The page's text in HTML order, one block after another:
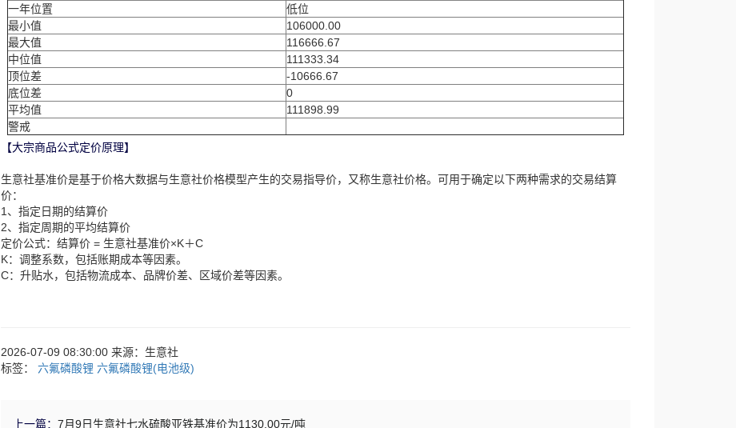
一年位置
低位
最小值
106000.00
最大值
116666.67
中位值
111333.34
顶位差
-10666.67
底位差
0
平均值
111898.99
警戒
【大宗商品公式定价原理】
生意社基准价是基于价格大数据与生意社价格模型产生的交易指导价，又称生意社价格。可用于确定以下两种需求的交易结算
价：
1、指定日期的结算价
2、指定周期的平均结算价
定价公式：结算价 = 生意社基准价×K＋C
K：调整系数，包括账期成本等因素。
C：升贴水，包括物流成本、品牌价差、区域价差等因素。
2026-07-09 08:30:00 来源：生意社
标签： 六氟磷酸锂 六氟磷酸锂(电池级)
上一篇： 7月9日生意社七水硫酸亚铁基准价为1130.00元/吨